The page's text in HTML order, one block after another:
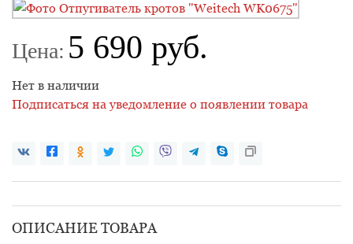
Цена: 5 690 руб.
Нет в наличии
Подписаться на уведомление о появлении товара
ОПИСАНИЕ ТОВАРА